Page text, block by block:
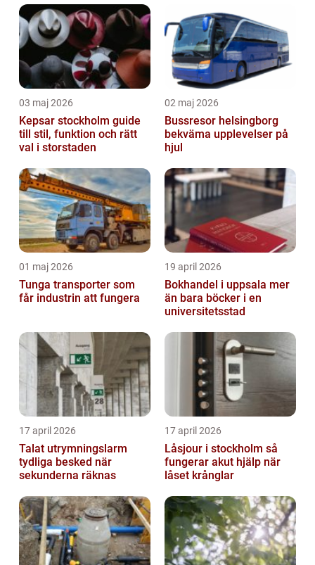
semesterfirare
03 maj 2026
Kepsar stockholm guide
till stil, funktion och rätt
val i storstaden
02 maj 2026
Bussresor helsingborg
bekväma upplevelser på
hjul
01 maj 2026
Tunga transporter som
får industrin att fungera
19 april 2026
Bokhandel i uppsala mer
än bara böcker i en
universitetsstad
17 april 2026
Talat utrymningslarm
tydliga besked när
sekunderna räknas
17 april 2026
Låsjour i stockholm så
fungerar akut hjälp när
låset krånglar